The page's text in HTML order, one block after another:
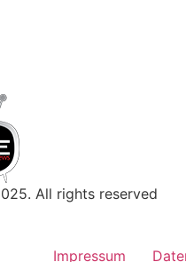
All rights reserved
Impressum